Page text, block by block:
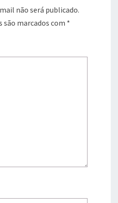
não será publicado.
marcados com *